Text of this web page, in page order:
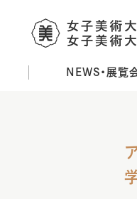
NEWS・展覧